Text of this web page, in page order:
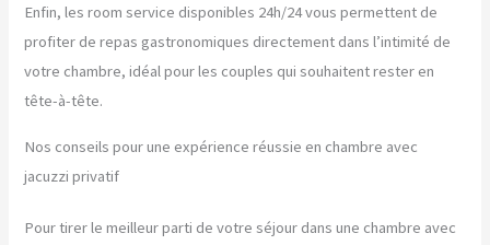
Enfin, les room service disponibles 24h/24 vous permettent de
profiter de repas gastronomiques directement dans l’intimité de
votre chambre, idéal pour les couples qui souhaitent rester en
tête-à-tête.
Nos conseils pour une expérience réussie en chambre avec
jacuzzi privatif
Pour tirer le meilleur parti de votre séjour dans une chambre avec